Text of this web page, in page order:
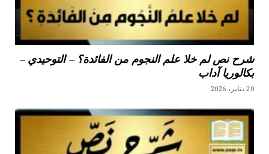
شرح نص لم خلا علم النجوم من الفائدة؟ – التوحيدي –
بكالوريا آداب
20 يناير، 2026